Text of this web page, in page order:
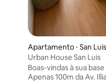
Apartamento ⋅ San Luis
Urban House San Luis
Boas-vindas à sua
Apenas 100m da Av.